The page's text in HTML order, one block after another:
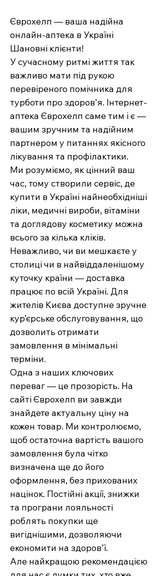
Єврохелп — ваша надійна
онлайн-аптека в Україні
Шановні клієнти!
У сучасному ритмі життя так
важливо мати під рукою
перевіреного помічника для
турботи про здоров’я. Інтернет-
аптека Єврохелп саме тим і є —
вашим зручним та надійним
партнером у питаннях якісного
лікування та профілактики.
Ми розуміємо, як цінний ваш
час, тому створили сервіс, де
купити в Україні найнеобхідніші
ліки, медичні вироби, вітаміни
та доглядову косметику можна
всього за кілька кліків.
Неважливо, чи ви мешкаєте у
столиці чи в найвіддаленішому
куточку країни — доставка
працює по всій Україні. Для
жителів Києва доступне зручне
кур’єрське обслуговування, що
дозволить отримати
замовлення в мінімальні
терміни.
Одна з наших ключових
переваг — це прозорість. На
сайті Єврохелп ви завжди
знайдете актуальну ціну на
кожен товар. Ми контролюємо,
щоб остаточна вартість вашого
замовлення була чітко
визначена ще до його
оформлення, без прихованих
націнок. Постійні акції, знижки
та програни лояльності
роблять покупки ще
вигіднішими, дозволяючи
економити на здоров’ї.
Але найкращою рекомендацією